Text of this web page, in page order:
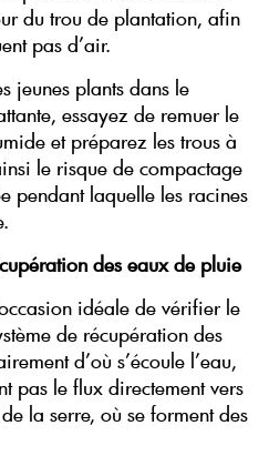
du trou de plantation, afin
pas d’air.
jeunes plants dans le
essayez de remuer le
et préparez les trous à
le risque de compactage
pendant laquelle les racines
des eaux de pluie
idéale de vérifier le
de récupération des
d’où s’écoule l’eau,
pas le flux directement vers
la serre, où se forment des